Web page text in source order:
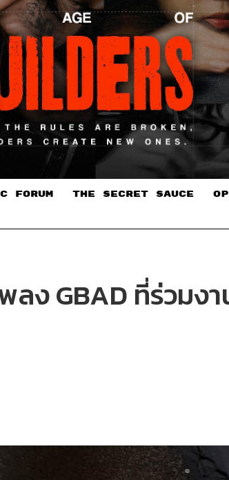
FORUM THE SECRET SAUCE​
ง GBAD ที่ร่วมง